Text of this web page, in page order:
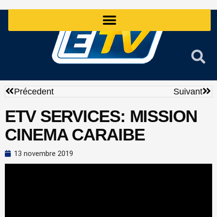
Précédent
Précedent Suivant
ETV SERVICES: MISSION
CINEMA CARAIBE
13 novembre 2019